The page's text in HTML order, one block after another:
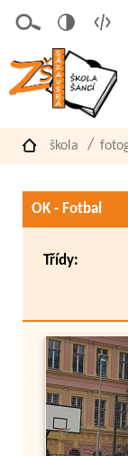
á
verze
pro
slaboz
raké
škola
OK - Fotbal
Třídy: